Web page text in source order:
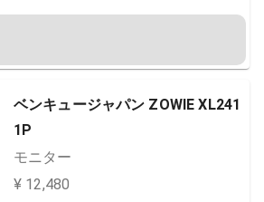
ベンキュージャパン ZOWIE XL241
1P
モニター
¥ 12,480